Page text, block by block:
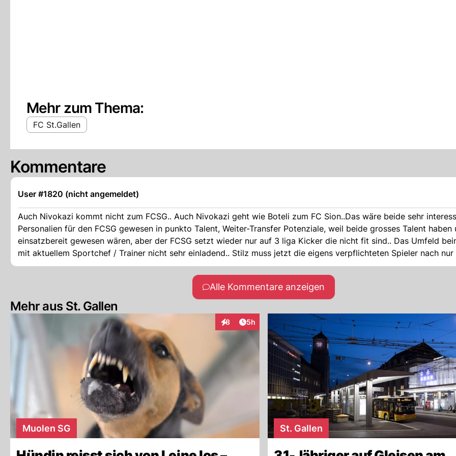
Mehr zum Thema:
FC St.Gallen
Kommentare
User #1820 (nicht angemeldet)
Auch Nivokazi kommt nicht zum FCSG.. Auch Nivokazi geht wie Boteli zum FC Sion..Das wäre beide sehr
Personalien für den FCSG gewesen in punkto Talent, Weiter-Transfer Potenziale, weil beide grosses Talent
einsatzbereit gewesen wären, aber der FCSG setzt wieder nur auf 3 liga Kicker die nicht fit sind.. Das Umfeld
mit aktuellem Sportchef / Trainer nicht sehr einladend.. Stilz muss jetzt die eigens verpflichteten Spieler nach nur
wie Faber, Cisse etc.. schon wieder abschieben, zeugt nicht von viel Expertise..wenns so weiter geht, können wir
in Deutschland mitmachen, auch der gebotene Fussball ist entsprechend: brachial, keine spielerischen Elemente,
Alle Kommentare anzeigen
Mehr aus St. Gallen
8
InteraktionenArtikel veröffentlicht:
5h
Muolen SG St. Gallen